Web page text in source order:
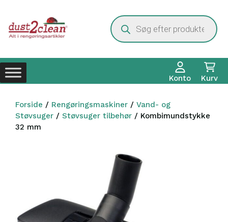
indhold
Products
search
Konto Kurv
Forside / Rengøringsmaskiner / Vand- og
Støvsuger / Støvsuger tilbehør / Kombimundstykke
32 mm